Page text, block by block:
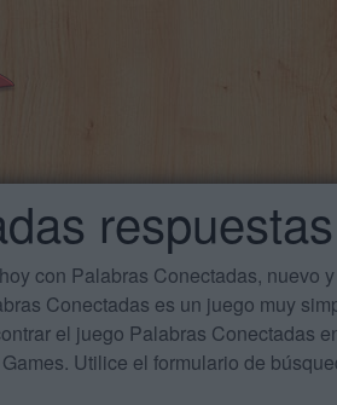
respuestas
con Palabras Conectadas,
Conectadas es un juego muy
el juego Palabras Conectadas
Utilice el formulario de